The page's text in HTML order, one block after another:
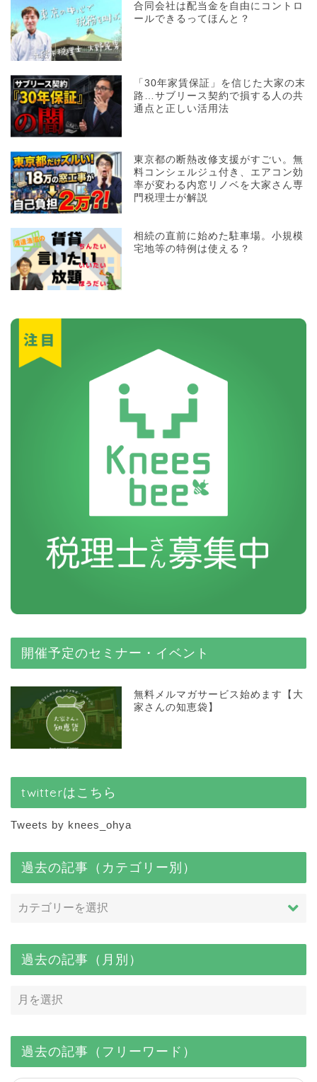
合同会社は配当金を自由にコントロ
ールできるってほんと？
「30年家賃保証」を信じた大家の末
路…サブリース契約で損する人の共
通点と正しい活用法
東京都の断熱改修支援がすごい。無
料コンシェルジュ付き、エアコン効
率が変わる内窓リノベを大家さん専
門税理士が解説
相続の直前に始めた駐車場。小規模
宅地等の特例は使える？
開催予定のセミナー・イベント
無料メルマガサービス始めます【大
家さんの知恵袋】
twitterはこちら
Tweets by knees_ohya
過去の記事（カテゴリー別）
過去の記事（月別）
過去の記事（フリーワード）